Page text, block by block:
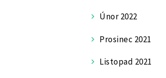
Únor 2022
Prosinec 2021
Listopad 2021